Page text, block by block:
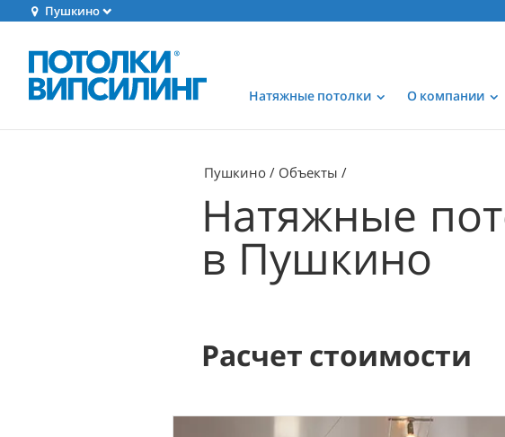
Пушкино
Натяжные потолки О компании
Пушкино Объекты
Натяжные
в Пушкино
Расчет стоимости